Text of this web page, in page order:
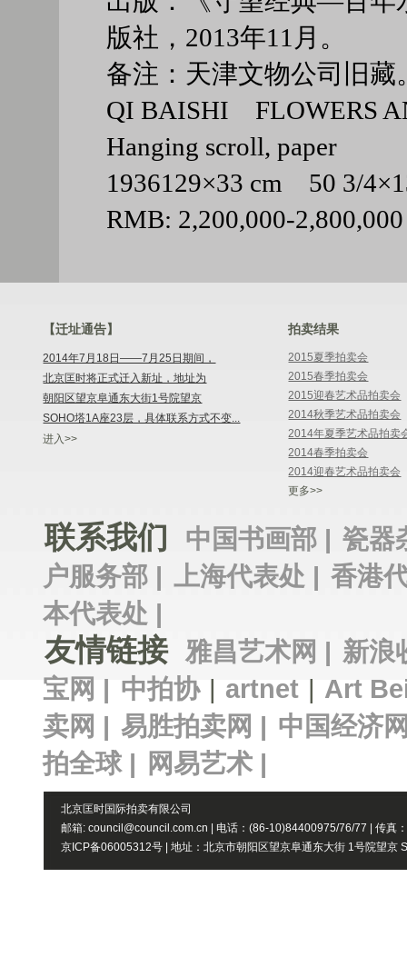
版社，2013年11月。
备注：天津文物公司旧藏
QI BAISHI FLOWERS
Hanging scroll, paper
1936129×33 cm 50 3/
RMB: 2,200,000-2,800,000
【迁址通告】
2014年7月18日——7月25日期间，
北京匡时将正式迁入新址，地址为
朝阳区望京阜通东大街1号院望京
SOHO塔1A座23层，具体联系方式不变...
进入>>
拍卖结果
2015夏季拍卖会
2015春季拍卖会
2015迎春艺术品拍卖会
2014秋季艺术品拍卖会
2014年夏季艺术品拍卖
2014春季拍卖会
2014迎春艺术品拍卖会
更多>>
联系我们 中国书画部 | 瓷器
户服务部 | 上海代表处 | 香港
本代表处 |
友情链接 雅昌艺术网 | 新浪
宝网 | 中拍协 | artnet | Art
卖网 | 易胜拍卖网 | 中国经济
拍全球 |
网易艺术 |
北京匡时国际拍卖有限公司
邮箱: council@council.com.cn | 电话：(86-10)84400975/76/77 | 传真
京ICP备06005312号 | 地址：北京市朝阳区望京阜通东大街 1号院望京